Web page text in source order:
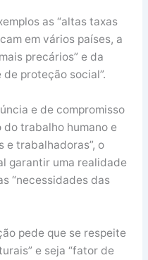
as “altas taxas
em vários países, a
precários” e da
proteção social”.
e de compromisso
trabalho humano e
trabalhadoras”, o
garantir uma realidade
“necessidades das
pede que se respeite
e seja “fator de